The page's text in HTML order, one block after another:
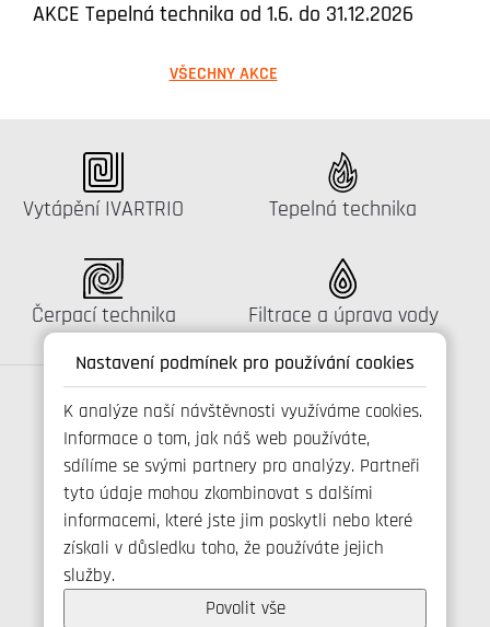
Nastavení podmínek pro používání cookies
K analýze naší návštěvnosti využíváme cookies.
Informace o tom, jak náš web používáte,
sdílíme se svými partnery pro analýzy. Partneři
tyto údaje mohou zkombinovat s dalšími
informacemi, které jste jim poskytli nebo které
získali v důsledku toho, že používáte jejich
služby.
Povolit vše
AKCE Tepelná technika od 1.6. do 31.12.2026
VŠECHNY AKCE
Katalog:
Vytápění IVARTRIO Katalog:
Tepelná technika
Katalog:
Čerpací technika Katalog:
Filtrace a úprava vody
Spojte se s námi
+420 800 173 965
Ochrana osobních udajů